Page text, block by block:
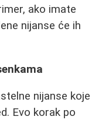
ako imate
nijanse će ih
nijanse koje
Evo korak po